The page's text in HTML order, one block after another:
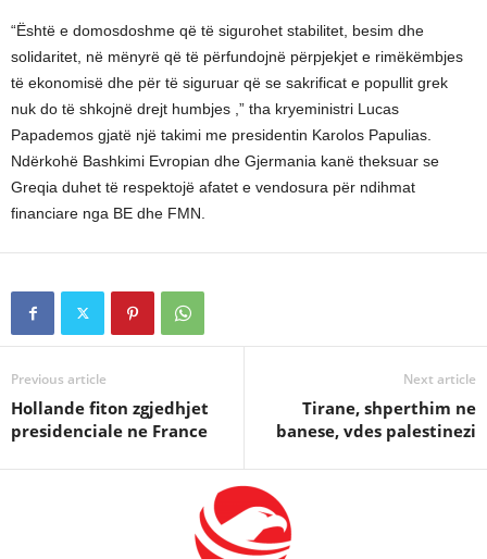
“Është e domosdoshme që të sigurohet stabilitet, besim dhe
solidaritet, në mënyrë që të përfundojnë përpjekjet e rimëkëmbjes
të ekonomisë dhe për të siguruar që se sakrificat e popullit grek
nuk do të shkojnë drejt humbjes ,” tha kryeministri Lucas
Papademos gjatë një takimi me presidentin Karolos Papulias.
Ndërkohë Bashkimi Evropian dhe Gjermania kanë theksuar se
Greqia duhet të respektojë afatet e vendosura për ndihmat
financiare nga BE dhe FMN.
Previous article
Hollande fiton zgjedhjet
presidenciale ne France
Next article
Tirane, shperthim ne
banese, vdes palestinezi